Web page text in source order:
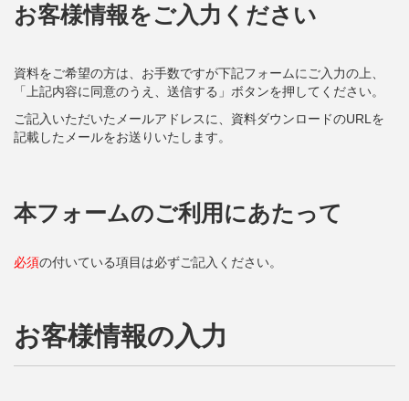
お客様情報をご入力ください
資料をご希望の方は、お手数ですが下記フォームにご入力の上、
「上記内容に同意のうえ、送信する」ボタンを押してください。
ご記入いただいたメールアドレスに、資料ダウンロードのURLを
記載したメールをお送りいたします。
本フォームのご利用にあたって
必須の付いている項目は必ずご記入ください。
お客様情報の入力